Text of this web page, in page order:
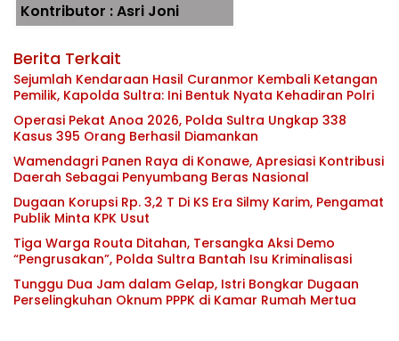
Kontributor : Asri Joni
Berita Terkait
Sejumlah Kendaraan Hasil Curanmor Kembali Ketangan
Pemilik, Kapolda Sultra: Ini Bentuk Nyata Kehadiran Polri
Operasi Pekat Anoa 2026, Polda Sultra Ungkap 338
Kasus 395 Orang Berhasil Diamankan
Wamendagri Panen Raya di Konawe, Apresiasi Kontribusi
Daerah Sebagai Penyumbang Beras Nasional
Dugaan Korupsi Rp. 3,2 T Di KS Era Silmy Karim, Pengamat
Publik Minta KPK Usut
Tiga Warga Routa Ditahan, Tersangka Aksi Demo
“Pengrusakan”, Polda Sultra Bantah Isu Kriminalisasi
Tunggu Dua Jam dalam Gelap, Istri Bongkar Dugaan
Perselingkuhan Oknum PPPK di Kamar Rumah Mertua